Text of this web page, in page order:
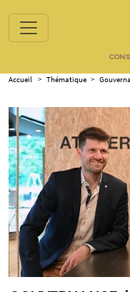
Accueil > Thématique >